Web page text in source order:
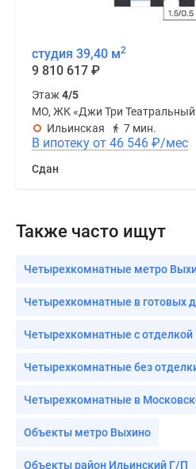
студия 39,40 м2
9 810 617 ₽
Этаж4/5
МО, ЖК «Джи Три
Ильинская
7 мин.
В ипотеку от 46 546 ₽/мес
Сдан
Также часто ищут
Четырехкомнатные метро
Четырехкомнатные в готовых
Четырехкомнатные с отделкой
Четырехкомнатные без
Четырехкомнатные в
Объекты метро Выхино
Объекты район Ильинский Г/П